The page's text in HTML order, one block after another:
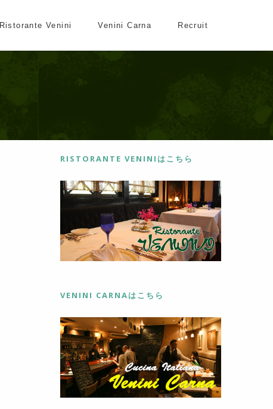
Ristorante Venini Venini Carna Recruit
RISTORANTE VENINIはこちら
VENINI CARNAはこちら